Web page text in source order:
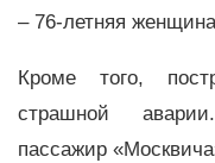
– 76-летняя
Кроме того,
страшной
пассажир